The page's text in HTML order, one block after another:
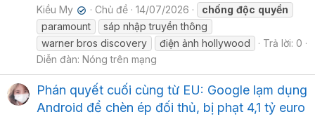
Kiều My ✔ Chủ đề 14/07/2026 chống độc quyền
paramount
sáp nhập truyền thông
warner bros discovery
điện ảnh hollywood
Trả lời: 0
Diễn đàn: Nóng trên mạng
Phán quyết cuối cùng từ EU: Google lạm dụng
Android để chèn ép đối thủ, bị phạt 4,1 tỷ euro